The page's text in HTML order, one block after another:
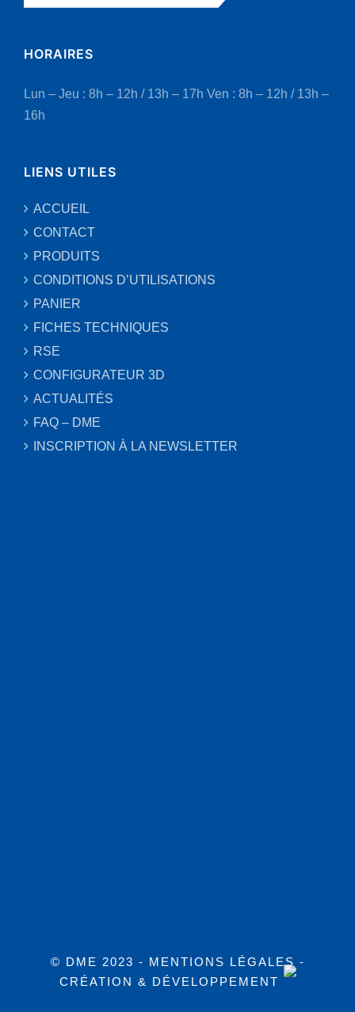
HORAIRES
Lun – Jeu : 8h – 12h / 13h – 17h Ven : 8h – 12h / 13h –
16h
LIENS UTILES
ACCUEIL
CONTACT
PRODUITS
CONDITIONS D’UTILISATIONS
PANIER
FICHES TECHNIQUES
RSE
CONFIGURATEUR 3D
ACTUALITÉS
FAQ – DME
INSCRIPTION À LA NEWSLETTER
© DME 2023 - MENTIONS LÉGALES -
CRÉATION & DÉVELOPPEMENT